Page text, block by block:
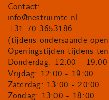
Contact:
info@nestruimte.nl
+31 70 3653186
(tijdens ondersaande
Openingstijden tijdens
Donderdag: 12:00 - 19:00
Vrijdag: 12:00 - 19:00
Zaterdag: 13:00 - 20:00
Zondag: 13:00 - 18:00